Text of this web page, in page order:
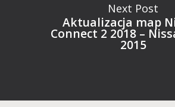
Next Post
Aktualizacja map
Connect 2 2018 –
2015